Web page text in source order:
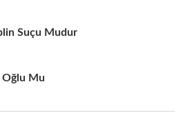
Suçu Mudur
Oğlu Mu